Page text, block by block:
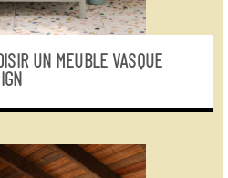
UN MEUBLE VASQUE